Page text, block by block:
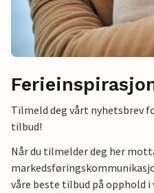
Tilmeld deg vårt nyhetsbrev
tilbud!
Når du tilmelder deg her
våre beste tilbud på opphold